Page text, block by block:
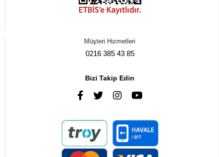
Müşteri Hizmetleri
0216 385 43 85
Bizi Takip Edin